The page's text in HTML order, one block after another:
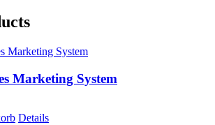
Marketing System
Details